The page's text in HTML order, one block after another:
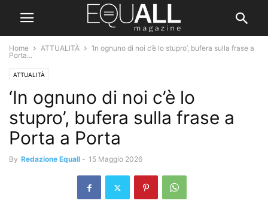
Home ATTUALITÀ
‘In ognuno di noi c’è lo stupro’, bufera sulla frase a
Porta...
ATTUALITÀ
‘In ognuno di noi c’è lo
stupro’, bufera sulla frase a
Porta a Porta
By Redazione Equall - 15 Maggio 2026